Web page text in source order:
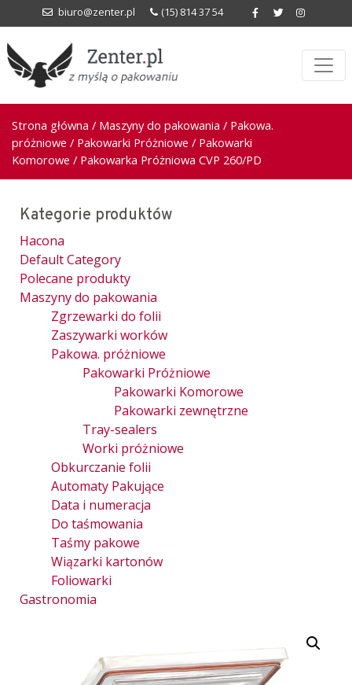
biuro@zenter.pl (15) 814 37 54
Strona główna / Maszyny do pakowania / Pakowa.
próżniowe / Pakowarki Próżniowe / Pakowarki
Komorowe / Pakowarka Próżniowa CVP 260/PD
Kategorie produktów
Hacona
Default Category
Polecane produkty
Maszyny do pakowania
Zgrzewarki do folii
Zaszywarki worków
Pakowa. próżniowe
Pakowarki Próżniowe
Pakowarki Komorowe
Pakowarki zewnętrzne
Tray-sealers
Worki próżniowe
Obkurczanie folii
Automaty Pakujące
Data i numeracja
Do taśmowania
Taśmy pakowe
Wiązarki kartonów
Foliowarki
Gastronomia